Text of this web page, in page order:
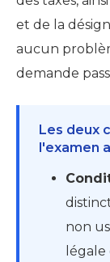
et de la
aucun
demande
Les deux
l'examen
non